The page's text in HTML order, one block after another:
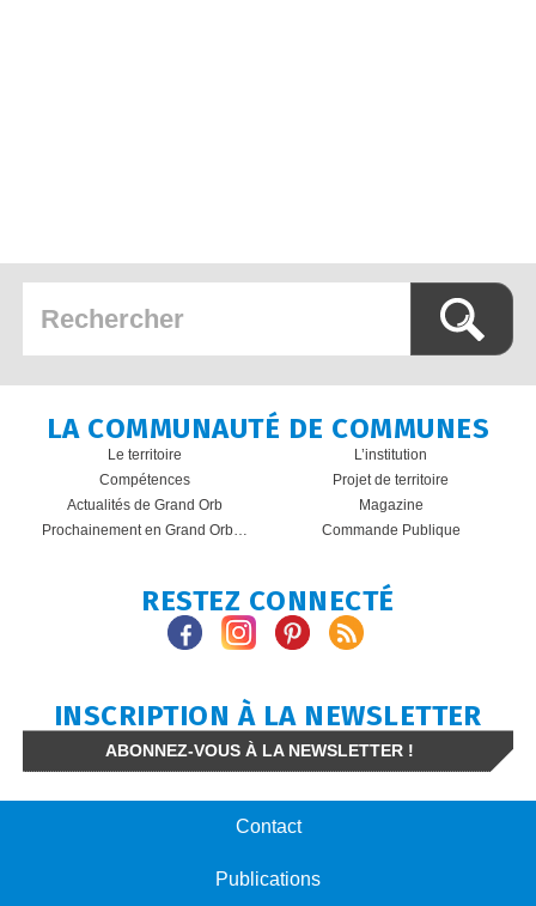
LA COMMUNAUTÉ DE COMMUNES
Le territoire
L’institution
Compétences
Projet de territoire
Actualités de Grand Orb
Magazine
Prochainement en Grand Orb…
Commande Publique
RESTEZ CONNECTÉ
INSCRIPTION À LA NEWSLETTER
ABONNEZ-VOUS À LA NEWSLETTER !
Contact
Publications